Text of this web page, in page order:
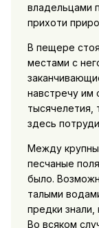
владельцами
прихоти
В пещере
местами с
навстречу им
тысячелетия,
здесь
Между
песчаные
было.
талыми
предки знали,
Во всяком